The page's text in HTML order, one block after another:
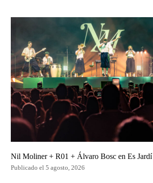
Nil Moliner + R01 + Álvaro Bosc en Es Jardí
Publicado el 5 agosto, 2026